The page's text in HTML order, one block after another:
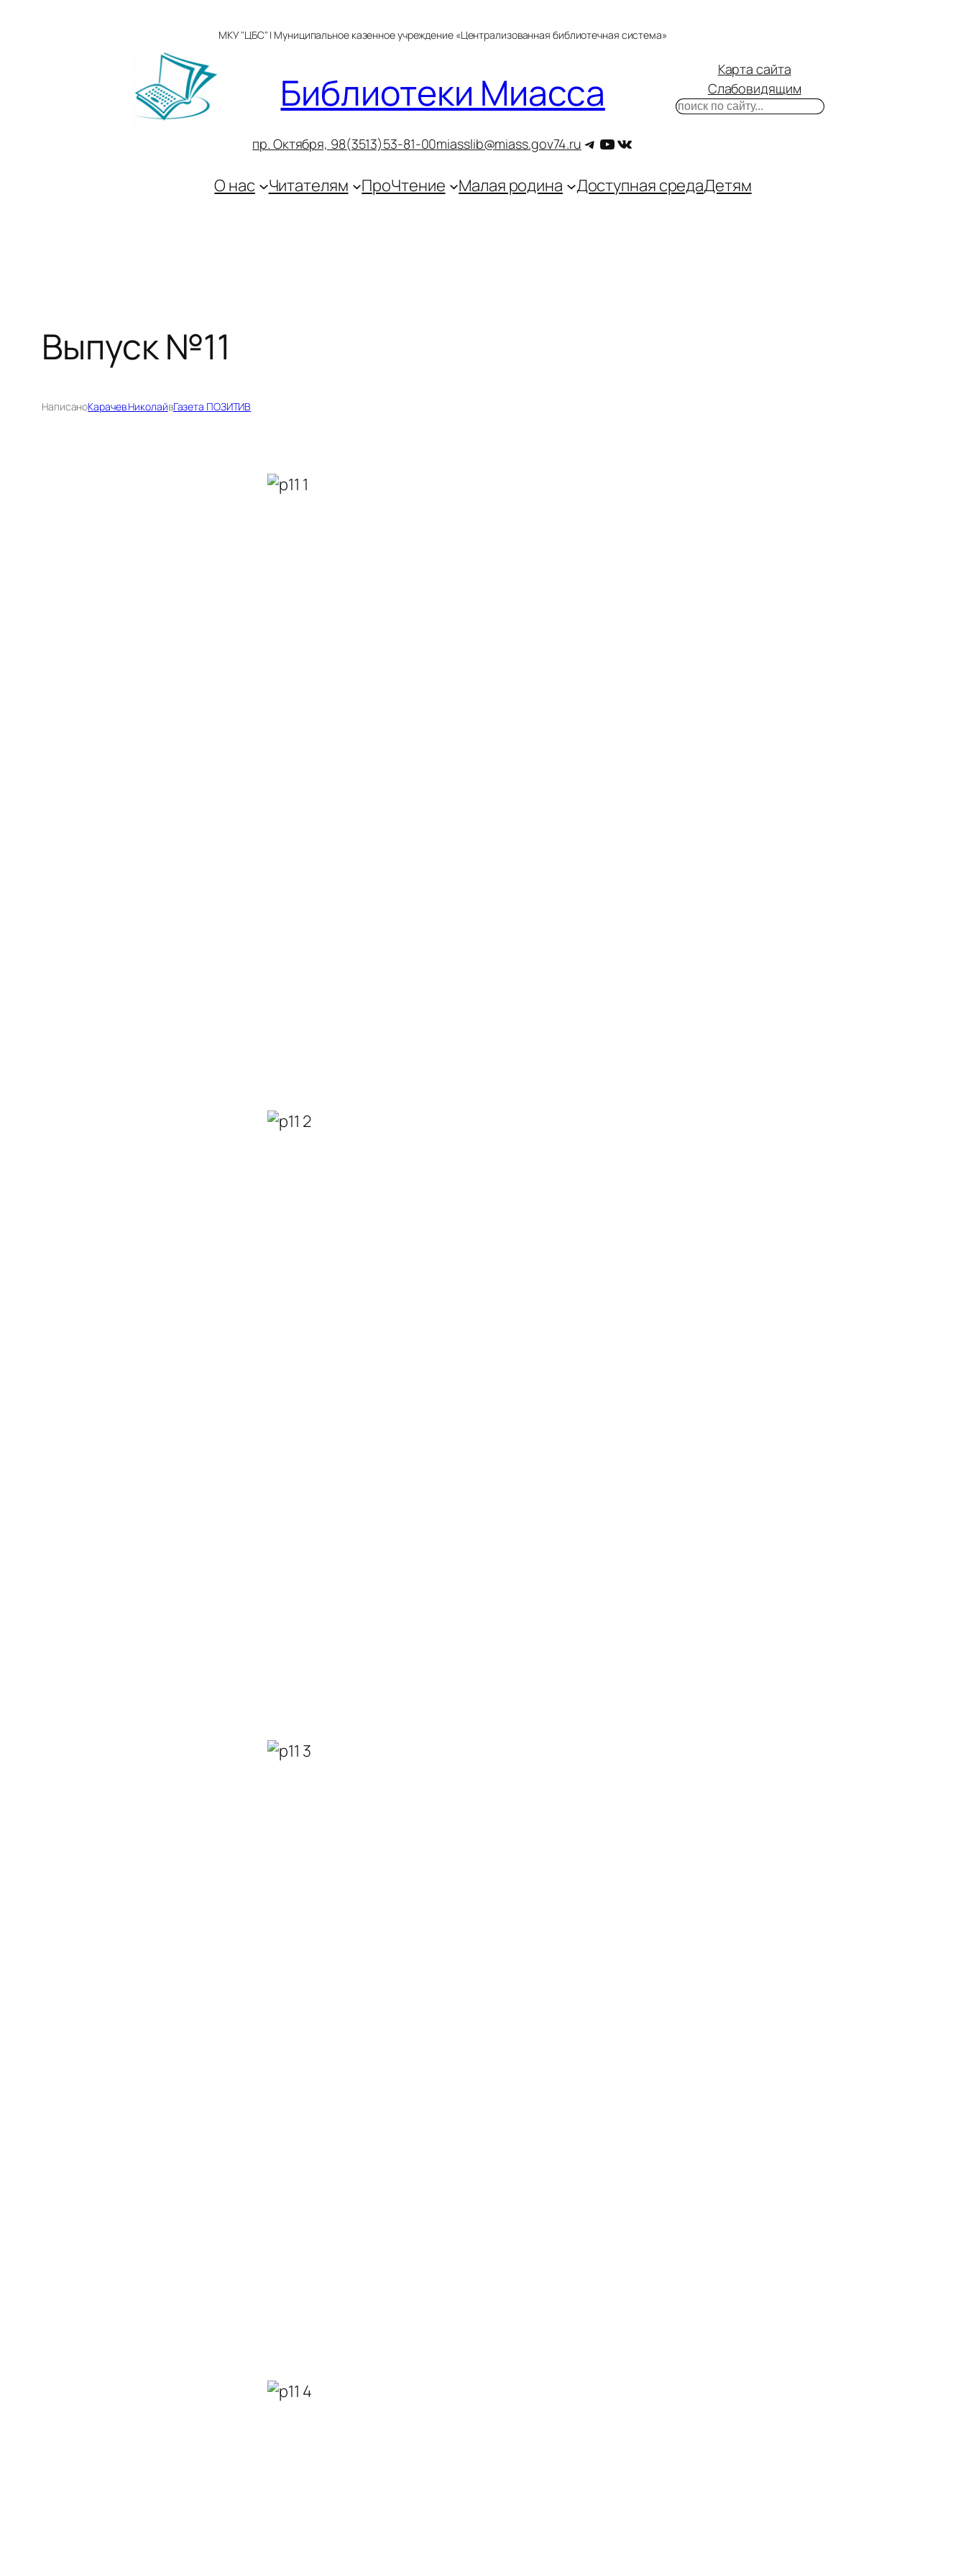
МКУ "ЦБС" | Муниципальное казенное учреждение «Централизованная библиотечная система»
Библиотеки Миасса
пр. Октября, 98(3513)53-81-00miasslib@miass.gov74.ru Telegram
YouTube
ВКонтакте
Карта сайта
Слабовидящим
Поиск
О нас Читателям ПроЧтение Малая родина Доступная средаДетям
Выпуск №11
НаписаноКарачев НиколайвГазета ПОЗИТИВ